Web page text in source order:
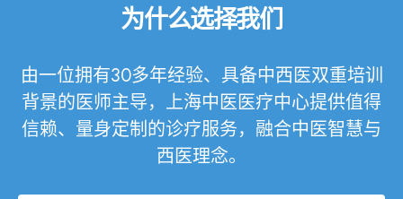
为什么选择我们
由一位拥有30多年经验、具备中西医双重培训
背景的医师主导，上海中医医疗中心提供值得
信赖、量身定制的诊疗服务，融合中医智慧与
西医理念。